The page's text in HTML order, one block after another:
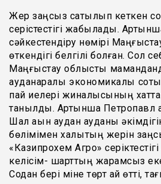
Жер заңсыз сатылып кеткен
серістестігі жабылады.
сәйкестендіру нөмірі
өткендігі белгілі болған. Сол
Маңғыстау облыстық
ауданаралық экономикалық
пай иелері жиналысының
танылды. Артынша Петропавл
Шал ақын аудан ауданы
бөлімімен халықтың жерін
«Казипрохем Агро»
келісім- шарттың жарамсыз
Содан бері міне төрт ай өтті,